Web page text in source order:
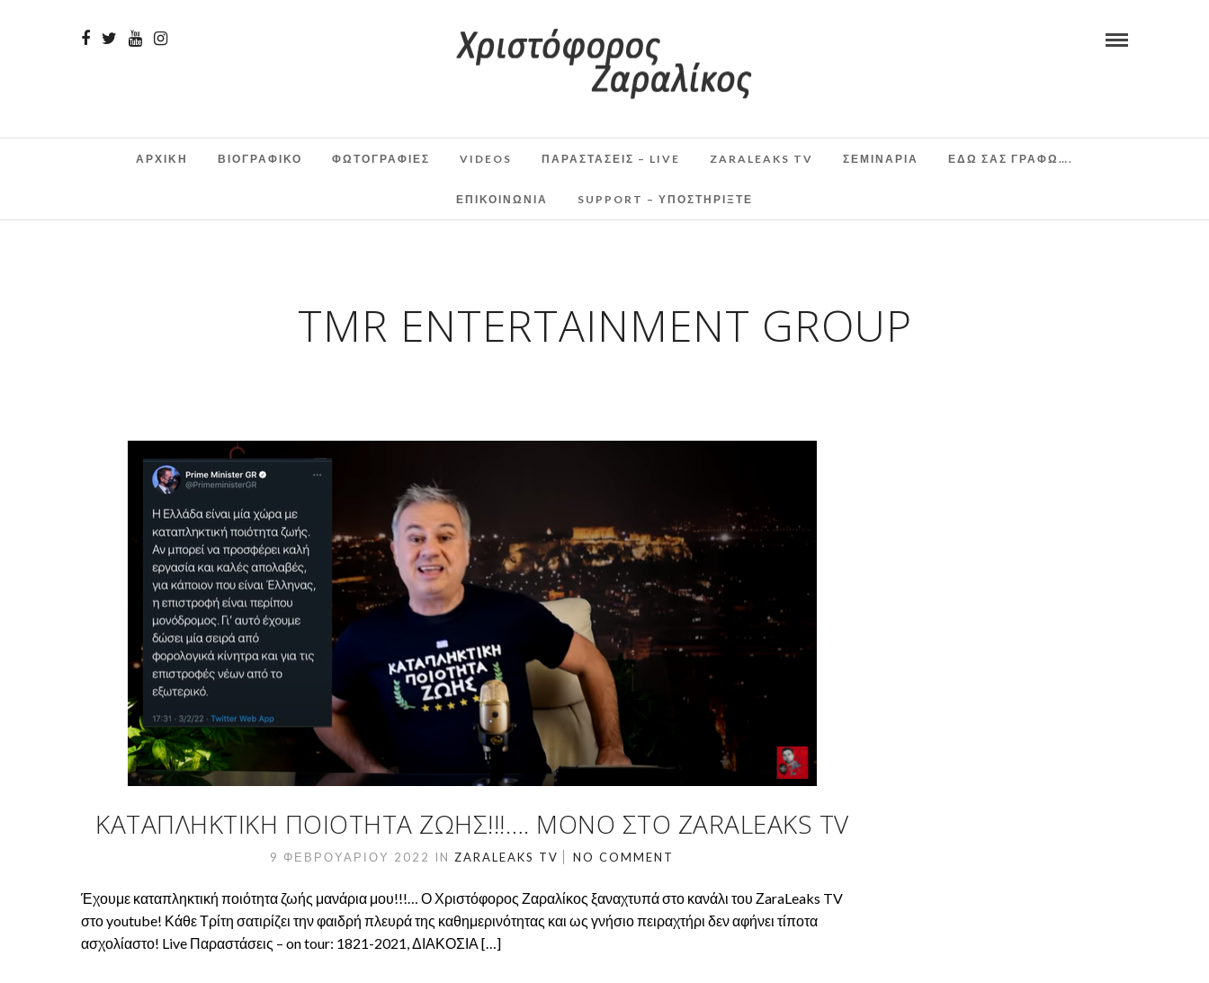
ΑΡΧΙΚΗ ΒΙΟΓΡΑΦΙΚΟ ΦΩΤΟΓΡΑΦΙΕΣ VIDEOS ΠΑΡΑΣΤΆΣΕΙΣ – LIVE ZARALEAKS TV ΣΕΜΙΝΆΡΙΑ ΕΔΩ ΣΑΣ ΓΡΑΦΩ….
ΕΠΙΚΟΙΝΩΝΙΑ SUPPORT – ΥΠΟΣΤΗΡΊΞΤΕ
TMR ENTERTAINMENT GROUP
ΚΑΤΑΠΛΗΚΤΙΚΉ ΠΟΙΌΤΗΤΑ ΖΩΉΣ!!!…. ΜΌΝΟ ΣΤΟ ZARALEAKS TV
9 ΦΕΒΡΟΥΑΡΊΟΥ 2022 IN ZARALEAKS TV NO COMMENT
Έχουμε καταπληκτική ποιότητα ζωής μανάρια μου!!!… Ο Χριστόφορος Ζαραλίκος ξαναχτυπά στο κανάλι του ΖaraLeaks TV
στο youtube! Κάθε Τρίτη σατιρίζει την φαιδρή πλευρά της καθημερινότητας και ως γνήσιο πειραχτήρι δεν αφήνει τίποτα
ασχολίαστο! Live Παραστάσεις – on tour: 1821-2021, ΔΙΑΚΟΣΙΑ […]